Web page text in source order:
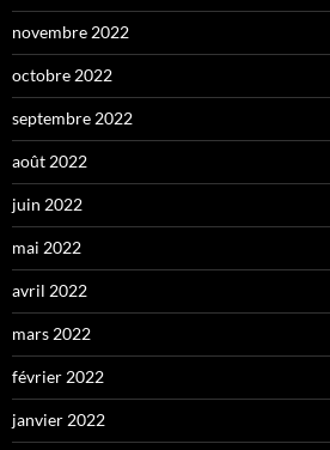
novembre 2022
octobre 2022
septembre 2022
août 2022
juin 2022
mai 2022
avril 2022
mars 2022
février 2022
janvier 2022